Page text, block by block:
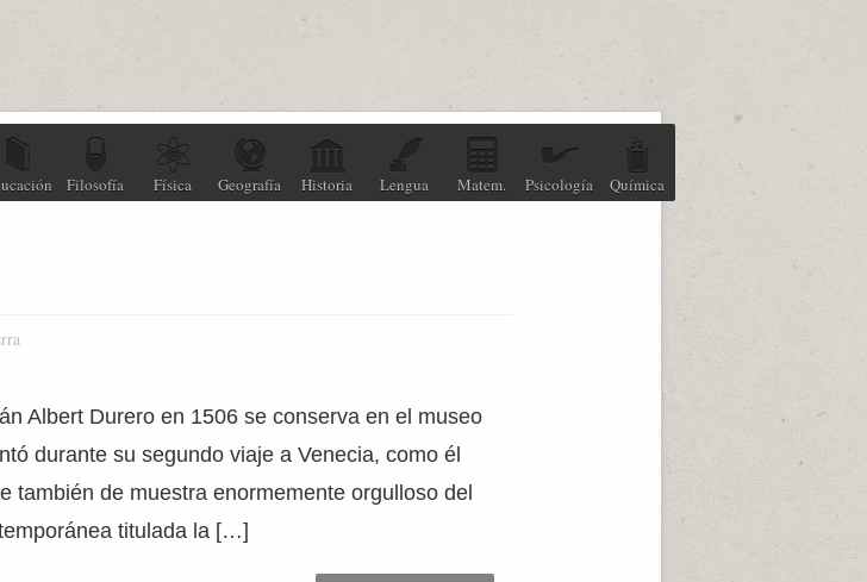
Filosofía Física Geografía Historia Lengua Matem. Psicología Química
Albert Durero en 1506 se conserva en el museo
durante su segundo viaje a Venecia, como él
también de muestra enormemente orgulloso del
titulada la […]